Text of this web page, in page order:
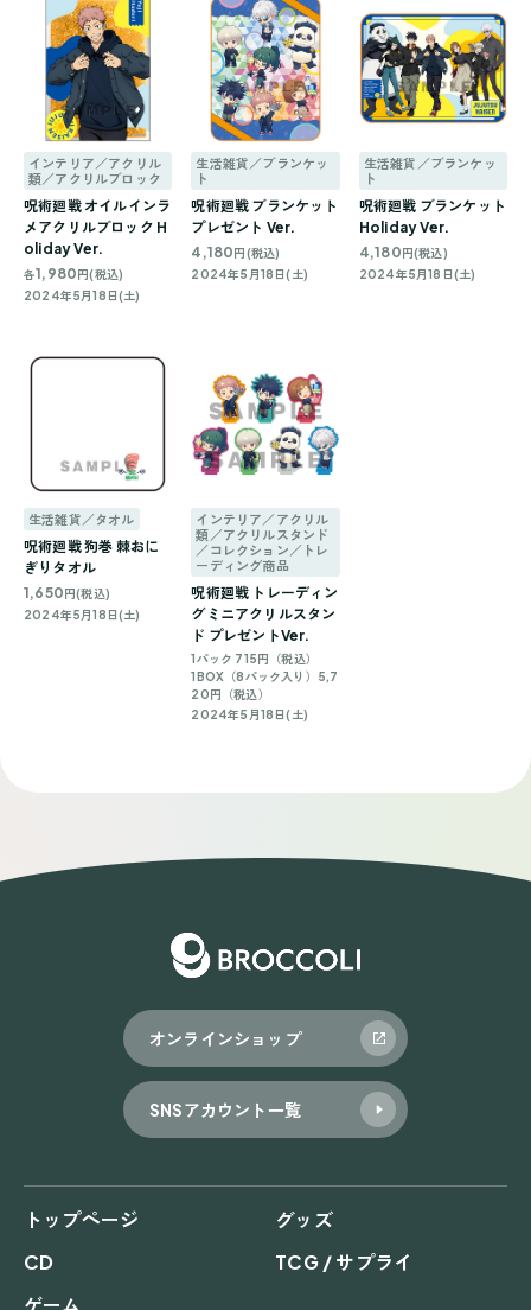
インテリア／アクリル
類／アクリルブロック
呪術廻戦 オイルインラ
メアクリルブロック H
oliday Ver.
各1,980円(税込)
2024年5月18日(土)
生活雑貨／ブランケッ
ト
呪術廻戦 ブランケット
プレゼント Ver.
4,180円(税込)
2024年5月18日(土)
生活雑貨／ブランケッ
ト
呪術廻戦 ブランケット
Holiday Ver.
4,180円(税込)
2024年5月18日(土)
生活雑貨／タオル
呪術廻戦 狗巻 棘おに
ぎりタオル
1,650 円(税込)
2024年5月18日(土)
インテリア／アクリル
類／アクリルスタンド
／コレクション／トレ
ーディング商品
呪術廻戦 トレーディン
グミニアクリルスタン
ド プレゼントVer.
1パック 715円（税込）
1BOX（8パック入り）5,7
20円（税込）
2024年5月18日(土)
オンラインショップ
SNSアカウント一覧
トップページ
グッズ
CD
TCG / サプライ